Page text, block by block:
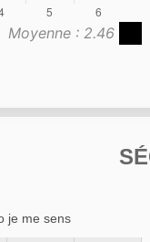
Moyenne : 2.46
je me sens